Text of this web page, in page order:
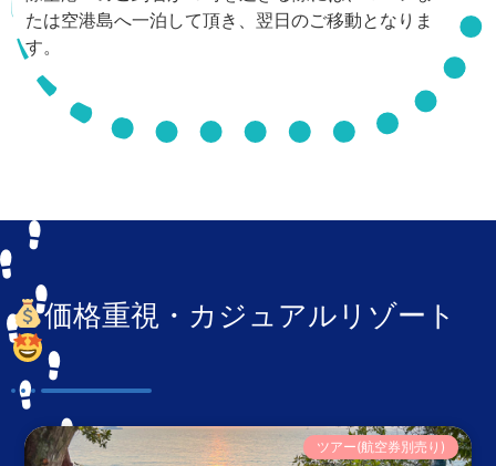
たは空港島へ一泊して頂き、翌日のご移動となりま
す。
価格重視・カジュアルリゾート
ツアー(航空券別売り)